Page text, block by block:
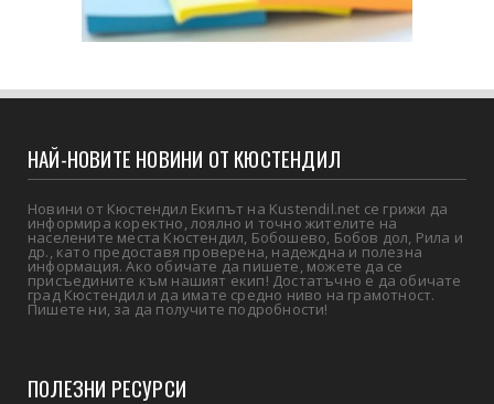
НАЙ-НОВИТЕ НОВИНИ ОТ КЮСТЕНДИЛ
Новини от Кюстендил Екипът на Kustendil.net се грижи да
информира коректно, лоялно и точно жителите на
населените места Кюстендил, Бобошево, Бобов дол, Рила и
др., като предоставя проверена, надеждна и полезна
информация. Ако обичате да пишете, можете да се
присъедините към нашият екип! Достатъчно е да обичате
град Кюстендил и да имате средно ниво на грамотност.
Пишете ни, за да получите подробности!
ПОЛЕЗНИ РЕСУРСИ